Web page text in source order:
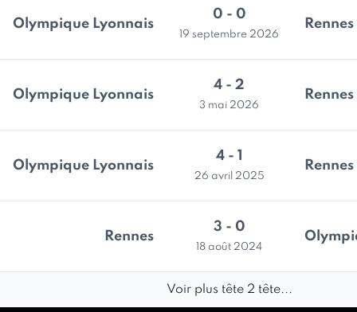
Olympique Lyonnais
0 - 0
19 septembre 2026
Rennes
Olympique Lyonnais
4 - 2
3 mai 2026
Rennes
Olympique Lyonnais
4 - 1
26 avril 2025
Rennes
Rennes
3 - 0
18 août 2024
Voir plus tête 2 tête...